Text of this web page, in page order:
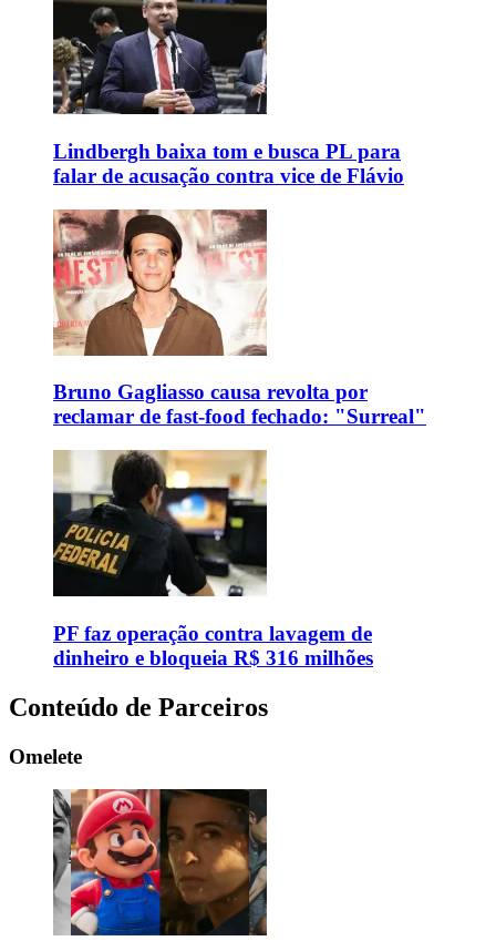
Lindbergh baixa tom e busca PL para
falar de acusação contra vice de Flávio
Bruno Gagliasso causa revolta por
reclamar de fast-food fechado: "Surreal"
PF faz operação contra lavagem de
dinheiro e bloqueia R$ 316 milhões
Conteúdo de Parceiros
Omelete